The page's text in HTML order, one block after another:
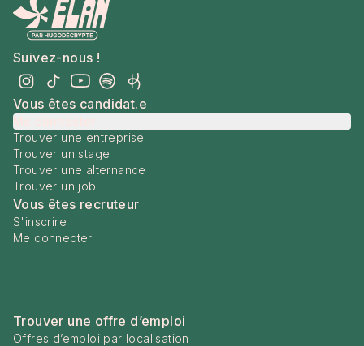
Suivez-nous !
Vous êtes candidat.e
Trouver une entreprise
Trouver un stage
Trouver une alternance
Trouver un job
Vous êtes recruteur
S'inscrire
Me connecter
Trouver une offre d’emploi
Offres d’emploi par localisation